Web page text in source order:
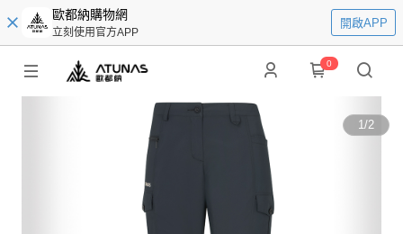
歐都納購物網
立刻使用官方APP
開啟APP
0
1/2